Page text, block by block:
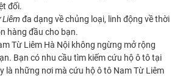
đối.
Liêm đa dạng về chủng loại, linh động về thời
hàng đầu cho bạn.
Từ Liêm Hà Nội không ngừng mở rộng
Bạn có nhu cầu tìm kiếmcứu hộ ô tô tại
là những nơi mà cứu hộ ô tô Nam Từ Liêm